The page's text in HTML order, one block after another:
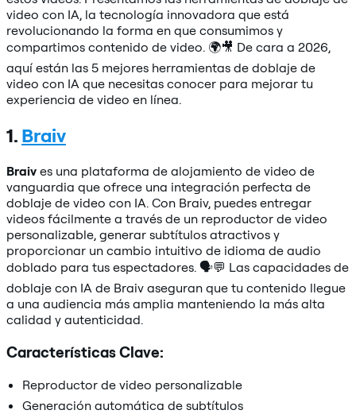
video con IA, la tecnología innovadora que está
revolucionando la forma en que consumimos y
compartimos contenido de video. 🌍🎥 De cara a 2026,
aquí están las 5 mejores herramientas de doblaje de
video con IA que necesitas conocer para mejorar tu
experiencia de video en línea.
1. Braiv
Braiv es una plataforma de alojamiento de video de
vanguardia que ofrece una integración perfecta de
doblaje de video con IA. Con Braiv, puedes entregar
videos fácilmente a través de un reproductor de video
personalizable, generar subtítulos atractivos y
proporcionar un cambio intuitivo de idioma de audio
doblado para tus espectadores. 🗣️💬 Las capacidades de
doblaje con IA de Braiv aseguran que tu contenido llegue
a una audiencia más amplia manteniendo la más alta
calidad y autenticidad.
Características Clave:
Reproductor de video personalizable
Generación automática de subtítulos